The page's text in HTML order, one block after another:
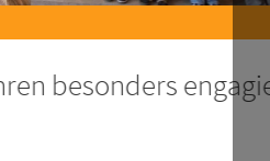
für
dabei!